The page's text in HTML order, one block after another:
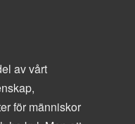
av vårt
för människor